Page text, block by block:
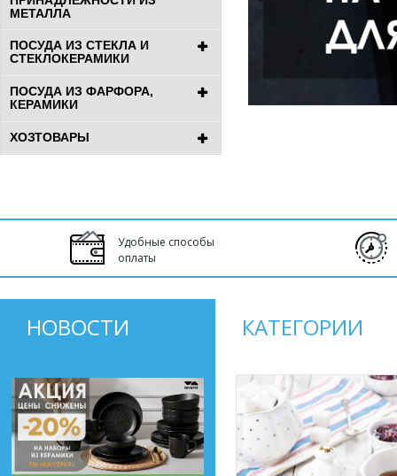
МЕТАЛЛА
ПОСУДА ИЗ СТЕКЛА И
СТЕКЛОКЕРАМИКИ
ПОСУДА ИЗ ФАРФОРА,
КЕРАМИКИ
ХОЗТОВАРЫ
Удобные способы
оплаты
НОВОСТИ КАТЕГОРИИ